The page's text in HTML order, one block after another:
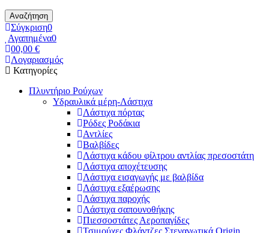
Αναζήτηση
Σύγκριση0
Αγαπημένα0
00,00 €
Λογαριασμός
Κατηγορίες
Πλυντήριο Ρούχων
Υδραυλικά μέρη-Λάστιχα
Λάστιχα πόρτας
Ρόδες Ροδάκια
Αντλίες
Βαλβίδες
Λάστιχα κάδου φίλτρου αντλίας πρεσοστάτη
Λάστιχα αποχέτευσης
Λάστιχα εισαγωγής με βαλβίδα
Λάστιχα εξαέρωσης
Λάστιχα παροχής
Λάστιχα σαπουνοθήκης
Πιεσσοστάτες Αεροπαγίδες
Τσιμούχες Φλάντζες Στεγανωτικά Origin